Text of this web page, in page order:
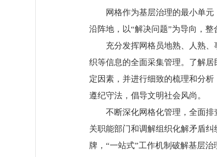
网格作为基层治理的最小单元
沿阵地，以“解决问题”为导向，整
充分发挥网格员地熟、人熟、
织等信息的全面采集管理。了解
定因素，并进行细致的梳理和分
遵纪守法，倡导文明社会风尚。
不断深化网格化管理，全面排
关职能部门和调解组织化解矛盾
牌，“一站式”工作机制破解基层